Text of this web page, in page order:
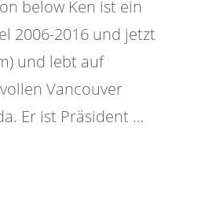
below Ken ist ein
2006-2016 und jetzt
und lebt auf
Vancouver
Er ist Präsident …